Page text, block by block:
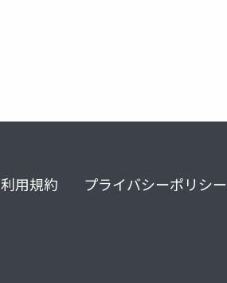
利用規約 プライバシーポリシー